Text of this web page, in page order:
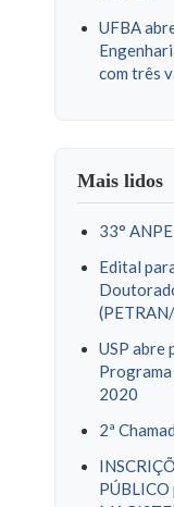
UFBA
com três
Mais lidos
33°
Edital
USP abre
2020
2ª
PÚBLICO